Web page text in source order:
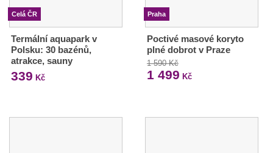
Celá ČR
Termální aquapark v
Polsku: 30 bazénů,
atrakce, sauny
339 Kč
Praha
Poctivé masové koryto
plné dobrot v Praze
1 590 Kč
1 499 Kč